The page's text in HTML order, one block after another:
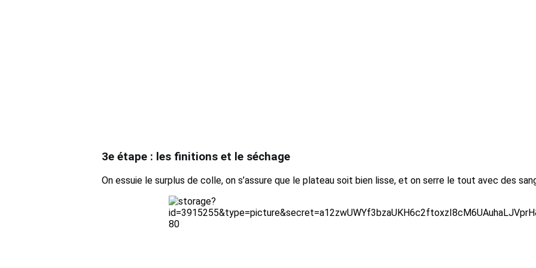
3e étape : les finitions et le séchage
On essuie le surplus de colle, on s’assure que le plateau soit bien lisse, et on serre le tout avec des